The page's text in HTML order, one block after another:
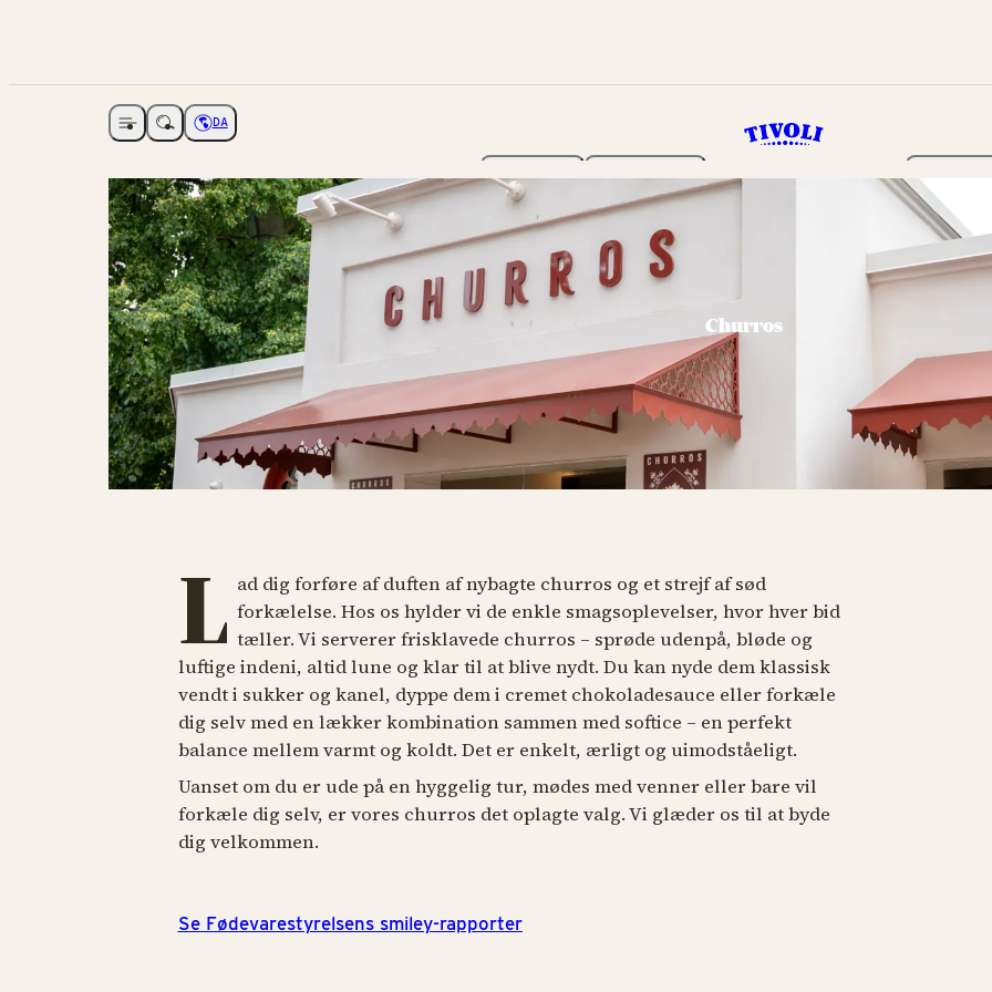
Åbne navigationVælg sprog
DA
Haven Program Billetter
Churros
L ad dig forføre af duften af nybagte churros og et strejf af sød
forkælelse. Hos os hylder vi de enkle smagsoplevelser, hvor hver bid
tæller. Vi serverer frisklavede churros – sprøde udenpå, bløde og
luftige indeni, altid lune og klar til at blive nydt. Du kan nyde dem klassisk
vendt i sukker og kanel, dyppe dem i cremet chokoladesauce eller forkæle
dig selv med en lækker kombination sammen med softice – en perfekt
balance mellem varmt og koldt. Det er enkelt, ærligt og uimodståeligt.
Uanset om du er ude på en hyggelig tur, mødes med venner eller bare vil
forkæle dig selv, er vores churros det oplagte valg. Vi glæder os til at byde
dig velkommen.
Se Fødevarestyrelsens smiley-rapporter